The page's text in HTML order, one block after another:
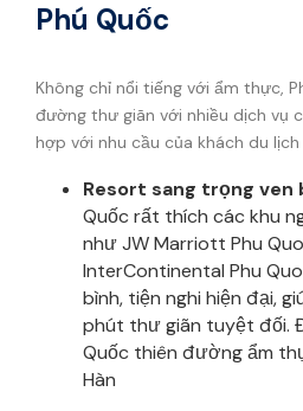
Phú Quốc
Không chỉ nổi tiếng với ẩm thực,
đường thư giãn với nhiều dịch vụ
hợp với nhu cầu của khách du lịch
Resort sang trọng ven
Quốc rất thích các khu
như JW Marriott Phu
InterContinental Phu
bình, tiện nghi hiện đại,
phút thư giãn tuyệt đối.
Quốc thiên đường ẩm
Hàn